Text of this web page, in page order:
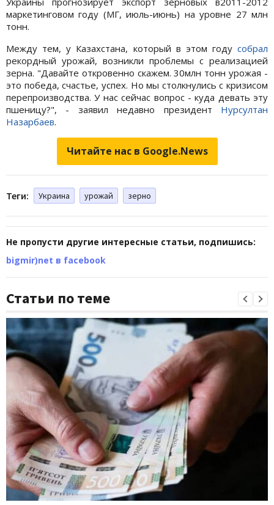
маркетинговом году (МГ, июль-июнь) на уровне 27 млн
тонн.
Между тем, у Казахстана, который в этом году собрал
рекордный урожай, возникли проблемы с реализацией
зерна. "Давайте откровенно скажем. 30млн тонн урожая -
это победа, счастье, успех. Но мы столкнулись с кризисом
перепроизводства. У нас сейчас вопрос - куда девать эту
пшеницу?", - заявил недавно президент Нурсултан
Назарбаев.
Читайте нас в Google.News
Теги: Украина урожай зерно
Не пропусти другие интересные статьи, подпишись:
bigmir)net в facebook
Статьи по теме